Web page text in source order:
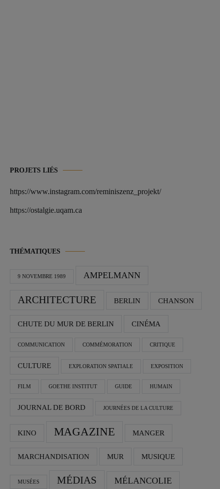
PROJETS LIÉS
https://www.instagram.com/reminiszenz_projekt/
https://ostalgie.uqam.ca
THÉMATIQUES
9 NOVEMBRE 1989 AMPELMANN
ARCHITECTURE BERLIN CHANSON
CHUTE DU MUR DE BERLIN CINÉMA
COMMUNICATION COMMÉMORATION CRITIQUE
CULTURE EXPLORATION SPATIALE EXPOSITION
FILM GOETHE INSTITUT GUIDE HUMAIN
JOURNAL DE BORD JOURNÉES DE LA CULTURE
KINO MAGAZINE MANGER
MARCHANDISATION MUR MUSIQUE
MUSÉES MÉDIAS MÉLANCOLIE